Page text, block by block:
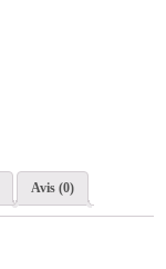
Avis (0)